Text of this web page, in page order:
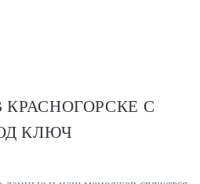
КРАСНОГОРСКЕ С
КЛЮЧ